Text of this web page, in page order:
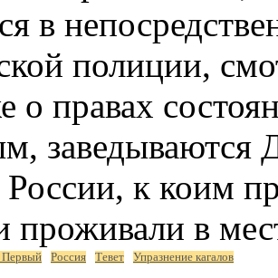
в
полиции,
о правах
России, к коим
проживали в
Первый Россия Тевет Упразнение кагалов